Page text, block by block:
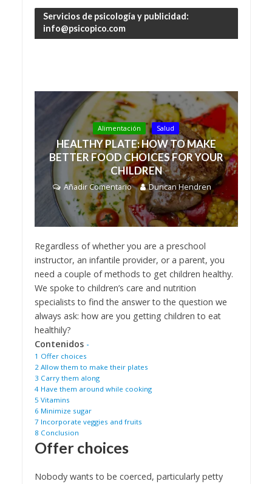
Servicios de psicología y publicidad:
info@psicopico.com
Alimentación Salud
HEALTHY PLATE: HOW TO MAKE
BETTER FOOD CHOICES FOR YOUR
CHILDREN
Añadir Comentario Duncan Hendren
Regardless of whether you are a preschool
instructor, an infantile provider, or a parent, you
need a couple of methods to get children healthy.
We spoke to children’s care and nutrition
specialists to find the answer to the question we
always ask: how are you getting children to eat
healthily?
Contenidos -
1 Offer choices
2 Allow them to make their plates
3 Carry them along
4 Have them around while cooking
5 Vitamins
6 Minimize sugar
7 Incorporate veggies and fruits
8 Conclusion
Offer choices
Nobody wants to be coerced, particularly petty